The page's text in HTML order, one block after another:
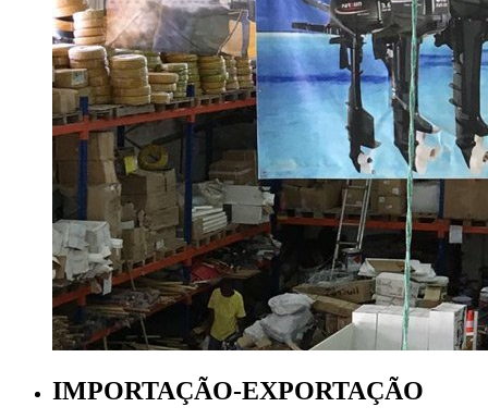
IMPORTAÇÃO-EXPORTAÇÃO